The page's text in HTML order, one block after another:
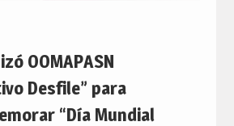
OOMAPASN
Desfile” para
“Día Mundial